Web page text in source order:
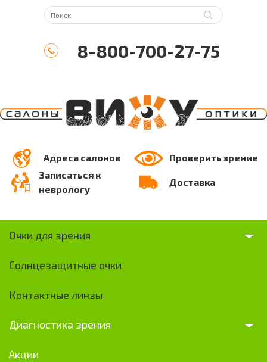
8-800-700-27-75
Адреса салонов
Проверить зрение
Записаться к
неврологу
Доставка
Очки для зрения
Солнцезащитные очки
Контактные линзы
Диагностика зрения
Акции